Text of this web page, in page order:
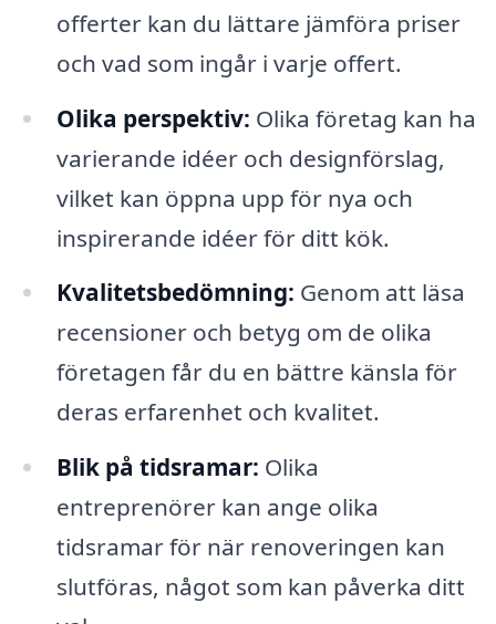
offerter kan du lättare jämföra priser
och vad som ingår i varje offert.
Olika perspektiv: Olika företag kan ha
varierande idéer och designförslag,
vilket kan öppna upp för nya och
inspirerande idéer för ditt kök.
Kvalitetsbedömning: Genom att läsa
recensioner och betyg om de olika
företagen får du en bättre känsla för
deras erfarenhet och kvalitet.
Blik på tidsramar: Olika
entreprenörer kan ange olika
tidsramar för när renoveringen kan
slutföras, något som kan påverka ditt